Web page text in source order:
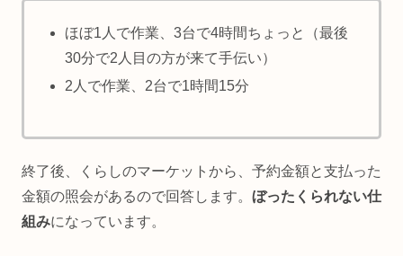
ほぼ1人で作業、3台で4時間ちょっと（最後
30分で2人目の方が来て手伝い）
2人で作業、2台で1時間15分
終了後、くらしのマーケットから、予約金額と支払った
金額の照会があるので回答します。 ぼったくられない仕
組みになっています。